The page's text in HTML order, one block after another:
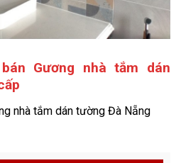
Gương nhà tắm dán
nhà tắm dán tường Đà Nẵng